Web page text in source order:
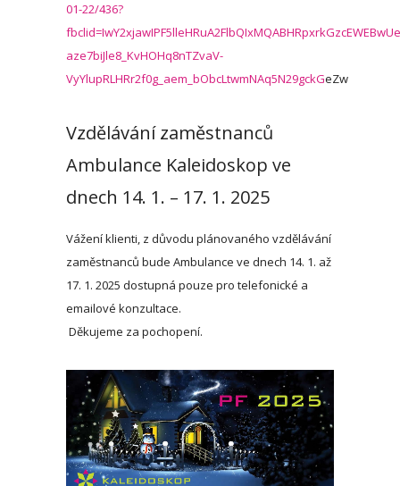
01-22/436?
aze7biJle8_KvHOHq8nTZvaV-
VyYlupRLHRr2f0g_aem_bObcLtwmNAq5N29gckGeZw
Vzdělávání zaměstnanců
Ambulance Kaleidoskop ve
dnech 14. 1. – 17. 1. 2025
Vážení klienti, z důvodu plánovaného vzdělávání
zaměstnanců bude Ambulance ve dnech 14. 1. až
17. 1. 2025 dostupná pouze pro telefonické a
emailové konzultace.
Děkujeme za pochopení.